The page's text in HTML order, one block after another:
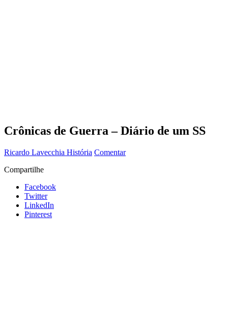
Crônicas de Guerra – Diário de um SS
Ricardo Lavecchia História Comentar
Compartilhe
Facebook
Twitter
LinkedIn
Pinterest